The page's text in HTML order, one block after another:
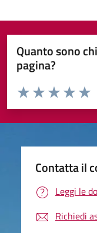
Quanto sono
pagina?
Valuta da 1 a 5 stelle la
Valuta
Valuta 3
Valuta 2 stelle
Valuta 1 stelle su 5
Contatta il
Leggi le
Richiedi